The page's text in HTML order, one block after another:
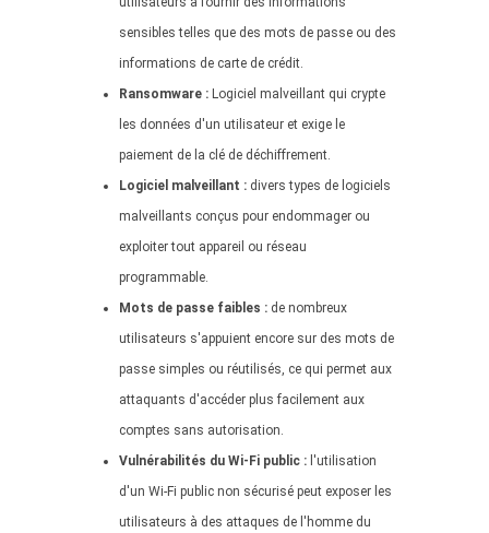
sensibles telles que des mots de passe ou des
informations de carte de crédit.
Ransomware : Logiciel malveillant qui crypte
les données d'un utilisateur et exige le
paiement de la clé de déchiffrement.
Logiciel malveillant : divers types de logiciels
malveillants conçus pour endommager ou
exploiter tout appareil ou réseau
programmable.
Mots de passe faibles : de nombreux
utilisateurs s'appuient encore sur des mots de
passe simples ou réutilisés, ce qui permet aux
attaquants d'accéder plus facilement aux
comptes sans autorisation.
Vulnérabilités du Wi-Fi public : l'utilisation
d'un Wi-Fi public non sécurisé peut exposer les
utilisateurs à des attaques de l'homme du